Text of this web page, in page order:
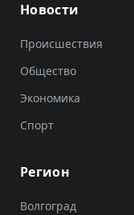
Новости
Происшествия
Общество
Экономика
Спорт
Регион
Волгоград